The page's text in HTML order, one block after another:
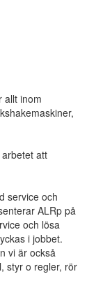
allt inom
att
service och
ALRp på
och lösa
i jobbet.
vi är också
styr o regler, rör